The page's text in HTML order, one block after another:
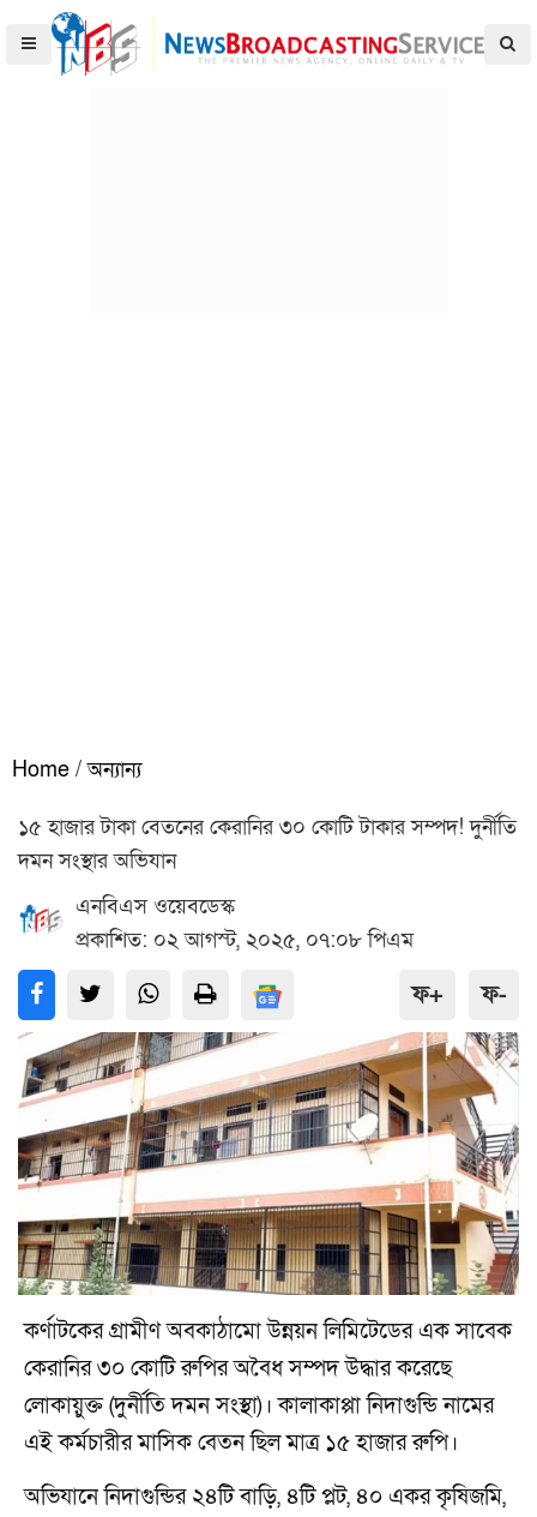
Home / অন্যান্য
১৫ হাজার টাকা বেতনের কেরানির ৩০ কোটি টাকার সম্পদ! দুর্নীতি
দমন সংস্থার অভিযান
এনবিএস ওয়েবডেস্ক
প্রকাশিত: ০২ আগস্ট, ২০২৫, ০৭:০৮ পিএম
ফ+ ফ-
কর্ণাটকের গ্রামীণ অবকাঠামো উন্নয়ন লিমিটেডের এক সাবেক
কেরানির ৩০ কোটি রুপির অবৈধ সম্পদ উদ্ধার করেছে
লোকায়ুক্ত (দুর্নীতি দমন সংস্থা)। কালাকাপ্পা নিদাগুন্ডি নামের
এই কর্মচারীর মাসিক বেতন ছিল মাত্র ১৫ হাজার রুপি।
অভিযানে নিদাগুন্ডির ২৪টি বাড়ি, ৪টি প্লট, ৪০ একর কৃষিজমি,